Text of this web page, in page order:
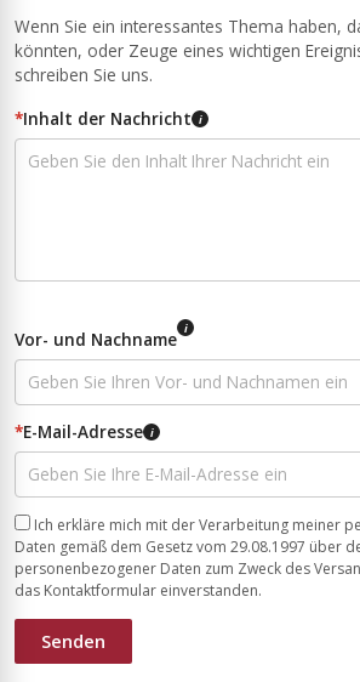
Wenn Sie ein interessantes Thema haben,
könnten, oder Zeuge eines wichtigen
schreiben Sie uns.
*Inhalt der Nachricht i
Vor- und Nachname i
*E-Mail-Adresse i
Ich erkläre mich mit der Verarbeitung meiner
Daten gemäß dem Gesetz vom 29.08.1997 über
personenbezogener Daten zum Zweck des
das Kontaktformular einverstanden.